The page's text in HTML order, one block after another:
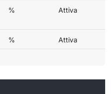
% Attiva
% Attiva